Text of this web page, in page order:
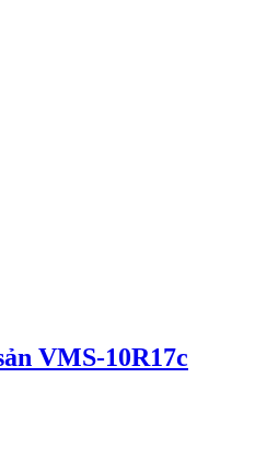
VMS-10R17c